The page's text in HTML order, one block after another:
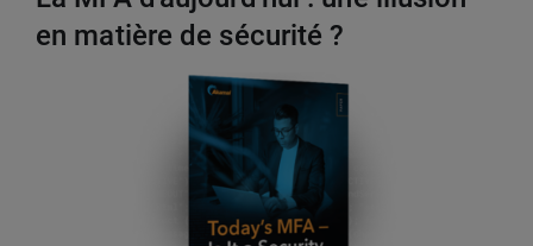
en matière de sécurité ?